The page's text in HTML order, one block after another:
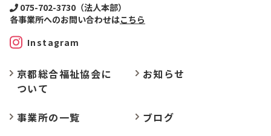
075-702-3730（法人本部）
各事業所へのお問い合わせはこちら
Instagram
京都総合福祉協会に
ついて
お知らせ
事業所の一覧
ブログ